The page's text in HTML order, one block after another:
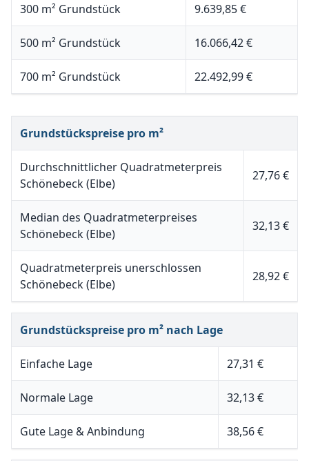
300 m² Grundstück 9.639,85 €
500 m² Grundstück 16.066,42 €
700 m² Grundstück 22.492,99 €
Grundstückspreise pro m²
Durchschnittlicher Quadratmeterpreis
Schönebeck (Elbe)
27,76 €
Median des Quadratmeterpreises
Schönebeck (Elbe)
32,13 €
Quadratmeterpreis unerschlossen
Schönebeck (Elbe)
28,92 €
Grundstückspreise pro m² nach Lage
Einfache Lage 27,31 €
Normale Lage 32,13 €
Gute Lage & Anbindung 38,56 €